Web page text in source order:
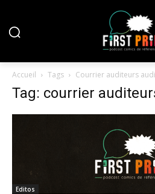
Accueil Tags Courrier auditeurs
Tag: courrier
Editos